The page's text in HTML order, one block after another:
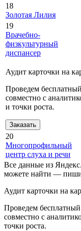
18
Золотая Лилия
19
Врачебно-
физкультурный
диспансер
Аудит карточки на
Проведем
совместно с
и точки роста.
Заказать
20
Многопрофильный
центр слуха и речи
Все данные из
можете найти —
Аудит карточки на
Проведем
совместно с
точки роста.